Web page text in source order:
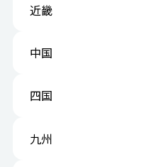
近畿
中国
四国
九州